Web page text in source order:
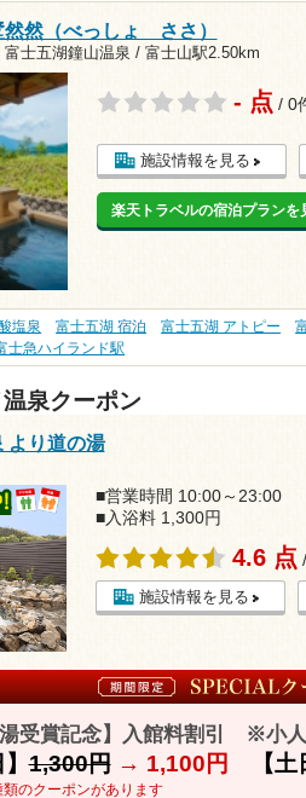
然（べっしょ ささ）
士五湖鐘山温泉 / 富士山駅2.50km
- 点 / 0
施設情報を見る
楽天トラベルの宿泊プランを
塩泉 富士五湖 宿泊 富士五湖 アトピー
士急ハイランド駅
泉クーポン
より道の湯
■営業時間 10:00～23:00
■入浴料 1,300円
4.6 点
施設情報を見る
湯受賞記念】入館料割引 ※小
】1,300円→ 1,100円 【土
のクーポンがあります